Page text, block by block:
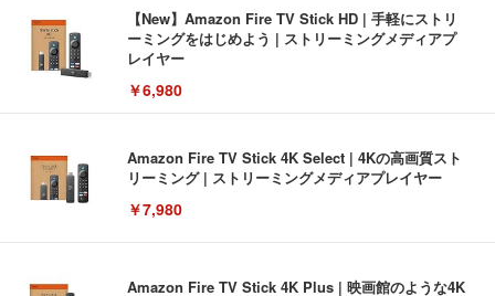
【New】Amazon Fire TV Stick HD | 手軽にストリ
ーミングをはじめよう | ストリーミングメディアプ
レイヤー
￥6,980
Amazon Fire TV Stick 4K Select | 4Kの高画質スト
リーミング | ストリーミングメディアプレイヤー
￥7,980
Amazon Fire TV Stick 4K Plus | 映画館のような4K